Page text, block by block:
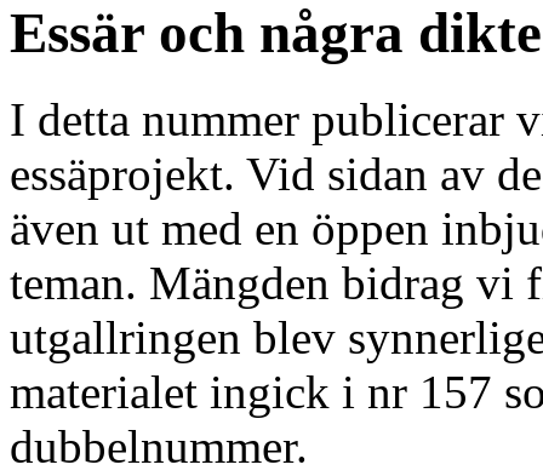
Essär och några
I detta nummer publicerar
essäprojekt. Vid sidan av
även ut med en öppen
teman. Mängden bidrag vi
utgallringen blev
materialet ingick i nr 157
dubbelnummer.